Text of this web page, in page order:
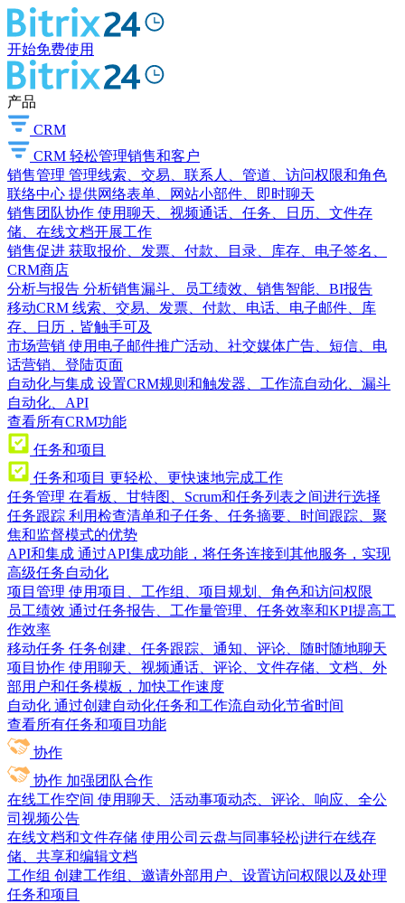
开始免费使用
产品
CRM
CRM 轻松管理销售和客户
销售管理 管理线索、交易、联系人、管道、访问权限和角色
联络中心 提供网络表单、网站小部件、即时聊天
销售团队协作 使用聊天、视频通话、任务、日历、文件存
储、在线文档开展工作
销售促进 获取报价、发票、付款、目录、库存、电子签名、
CRM商店
分析与报告 分析销售漏斗、员工绩效、销售智能、BI报告
移动CRM 线索、交易、发票、付款、电话、电子邮件、库
存、日历，皆触手可及
市场营销 使用电子邮件推广活动、社交媒体广告、短信、电
话营销、登陆页面
自动化与集成 设置CRM规则和触发器、工作流自动化、漏斗
自动化、API
查看所有CRM功能
任务和项目
任务和项目 更轻松、更快速地完成工作
任务管理 在看板、甘特图、Scrum和任务列表之间进行选择
任务跟踪 利用检查清单和子任务、任务摘要、时间跟踪、聚
焦和监督模式的优势
API和集成 通过API集成功能，将任务连接到其他服务，实现
高级任务自动化
项目管理 使用项目、工作组、项目规划、角色和访问权限
员工绩效 通过任务报告、工作量管理、任务效率和KPI提高工
作效率
移动任务 任务创建、任务跟踪、通知、评论、随时随地聊天
项目协作 使用聊天、视频通话、评论、文件存储、文档、外
部用户和任务模板，加快工作速度
自动化 通过创建自动化任务和工作流自动化节省时间
查看所有任务和项目功能
协作
协作 加强团队合作
在线工作空间 使用聊天、活动事项动态、评论、响应、全公
司视频公告
在线文档和文件存储 使用公司云盘与同事轻松j进行在线存
储、共享和编辑文档
工作组 创建工作组、邀请外部用户、设置访问权限以及处理
任务和项目